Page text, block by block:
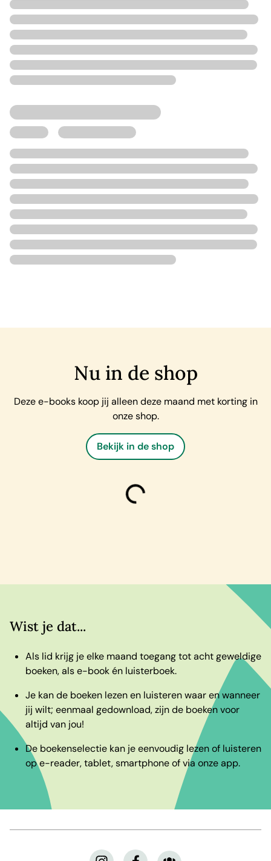
Nu in de shop
Deze e-books koop jij alleen deze maand met korting in
onze shop.
Bekijk in de shop
laden
Wist je dat...
Als lid krijg je elke maand toegang tot acht geweldige
boeken, als e-book én luisterboek.
Je kan de boeken lezen en luisteren waar en wanneer
jij wilt; eenmaal gedownload, zijn de boeken voor
altijd van jou!
De boekenselectie kan je eenvoudig lezen of luisteren
op e-reader, tablet, smartphone of via onze app.